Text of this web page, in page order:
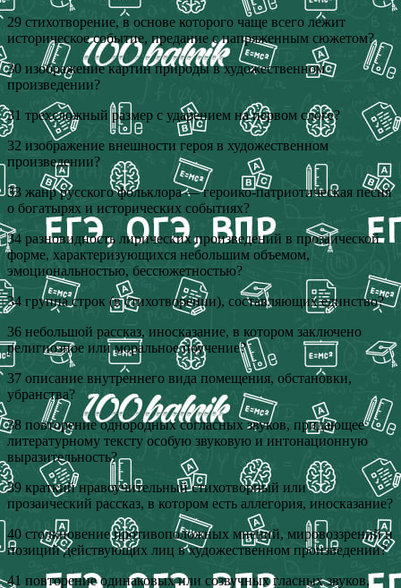
29 стихотворение, в основе которого чаще всего лежит
историческое событие, предание с напряженным сюжетом?
30 изображение картин природы в художественном
произведении?
31 трехсложный размер с ударением на первом слоге?
32 изображение внешности героя в художественном
произведении?
33 жанр русского фольклора — героико-патриотическая песня
о богатырях и исторических событиях?
34 разновидность лирических произведений в прозаической
форме, характеризующихся небольшим объемом,
эмоциональностью, бессюжетностью?
34 группа строк (в стихотворении), составляющих единство?
36 небольшой рассказ, иносказание, в котором заключено
религиозное или моральное поучение?
37 описание внутреннего вида помещения, обстановки,
убранства?
38 повторение однородных согласных звуков, придающее
литературному тексту особую звуковую и интонационную
выразительность?
39 краткий нравоучительный стихотворный или
прозаический рассказ, в котором есть аллегория, иносказание?
40 столкновение противоположных мнений, мировоззрений и
позиций действующих лиц в художественном произведении?
41 повторение одинаковых или созвучных гласных звуков,